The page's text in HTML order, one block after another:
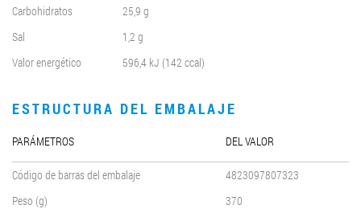
Carbohidratos
25,9 g
Sal
1,2 g
Valor energético
596,4 kJ (142 ccal)
ESTRUCTURA DEL EMBALAJE
PARÁMETROS DEL VALOR
Código de barras del embalaje
4823097807323
Peso (g)
370